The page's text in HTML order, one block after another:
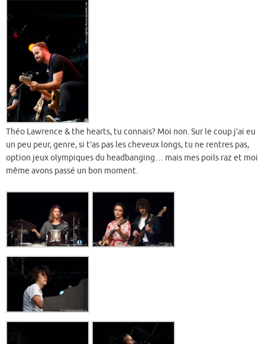
Théo Lawrence & the hearts, tu connais? Moi non. Sur le coup j’ai eu
un peu peur, genre, si t’as pas les cheveux longs, tu ne rentres pas,
option jeux olympiques du headbanging… mais mes poils raz et moi
même avons passé un bon moment.